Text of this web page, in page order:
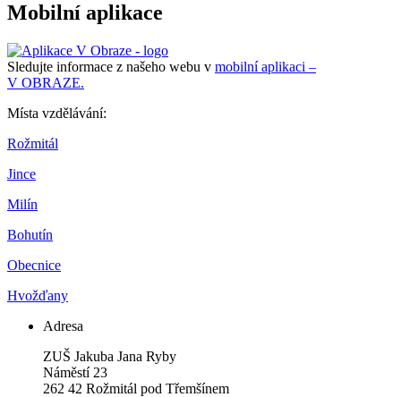
Mobilní aplikace
Sledujte informace z našeho webu v mobilní aplikaci –
V OBRAZE.
Místa vzdělávání:
Rožmitál
Jince
Milín
Bohutín
Obecnice
Hvožďany
Adresa
ZUŠ Jakuba Jana Ryby
Náměstí 23
262 42 Rožmitál pod Třemšínem